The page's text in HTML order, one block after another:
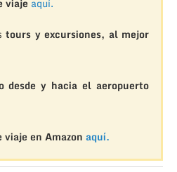
tours y excursiones, al mejor
desde y hacia el aeropuerto
viaje en Amazon aquí.